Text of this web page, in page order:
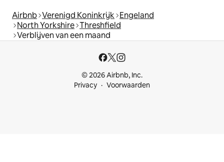
Airbnb Verenigd Koninkrijk Engeland
North Yorkshire Threshfield
Verblijven van een maand
© 2026 Airbnb, Inc.
Privacy
Voorwaarden